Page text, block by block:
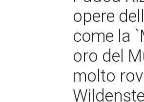
opere
come la
oro del
molto